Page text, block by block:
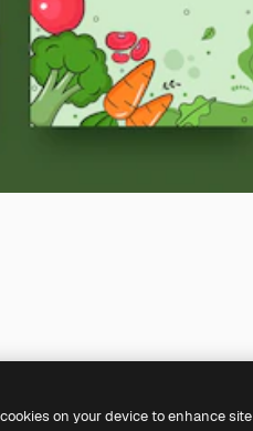
on your device to enhance site